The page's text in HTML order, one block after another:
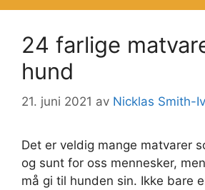
24 farlige
hund
21. juni 2021 av Nicklas Smith-
Det er veldig mange matvarer
og sunt for oss mennesker,
må gi til hunden sin. Ikke bare